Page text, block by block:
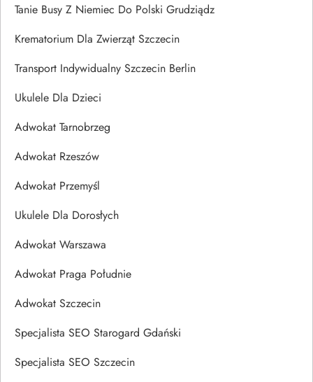
Tanie Busy Z Niemiec Do Polski Grudziądz
Krematorium Dla Zwierząt Szczecin
Transport Indywidualny Szczecin Berlin
Ukulele Dla Dzieci
Adwokat Tarnobrzeg
Adwokat Rzeszów
Adwokat Przemyśl
Ukulele Dla Dorosłych
Adwokat Warszawa
Adwokat Praga Południe
Adwokat Szczecin
Specjalista SEO Starogard Gdański
Specjalista SEO Szczecin